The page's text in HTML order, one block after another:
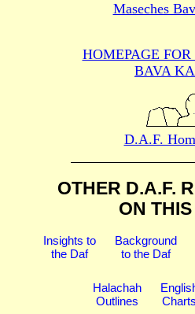
Maseches
HOMEPAGE
BAVA
D.A.F.
OTHER D.A.F.
ON
Insights to
the Daf
Background
to the Daf
Halachah
Outlines
Charts